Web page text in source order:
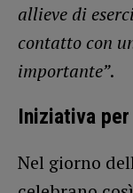
allieve di
contatto con
importante”.
Iniziativa
Nel giorno